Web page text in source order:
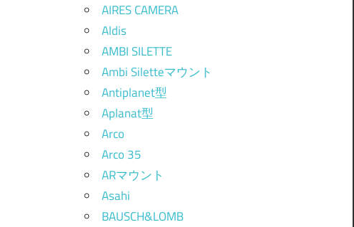
AIRES CAMERA
Aldis
AMBI SILETTE
Ambi Siletteマウント
Antiplanet型
Aplanat型
Arco
Arco 35
ARマウント
Asahi
BAUSCH&LOMB